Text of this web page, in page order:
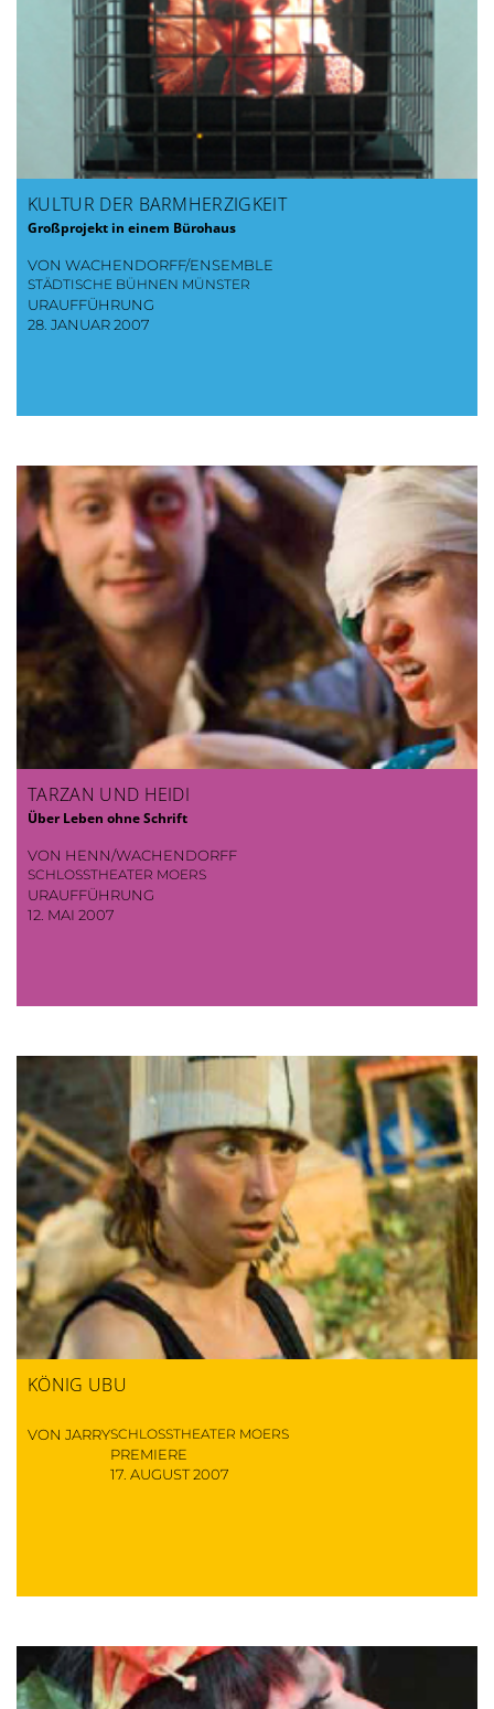
KULTUR DER BARMHERZIGKEIT
Großprojekt in einem Bürohaus
VON WACHENDORFF/ENSEMBLE
STÄDTISCHE BÜHNEN MÜNSTER
URAUFFÜHRUNG
28. JANUAR 2007
TARZAN UND HEIDI
Über Leben ohne Schrift
VON HENN/WACHENDORFF
SCHLOSSTHEATER MOERS
URAUFFÜHRUNG
12. MAI 2007
KÖNIG UBU
VON JARRYSCHLOSSTHEATER MOERS
PREMIERE
17. AUGUST 2007